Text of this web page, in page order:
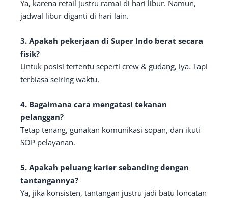
Ya, karena retail justru ramai di hari libur. Namun,
jadwal libur diganti di hari lain.
3. Apakah pekerjaan di Super Indo berat secara
fisik?
Untuk posisi tertentu seperti crew & gudang, iya. Tapi
terbiasa seiring waktu.
4. Bagaimana cara mengatasi tekanan
pelanggan?
Tetap tenang, gunakan komunikasi sopan, dan ikuti
SOP pelayanan.
5. Apakah peluang karier sebanding dengan
tantangannya?
Ya, jika konsisten, tantangan justru jadi batu loncatan